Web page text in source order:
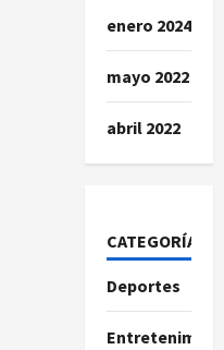
enero 2024
mayo 2022
abril 2022
CATEGORÍAS
Deportes